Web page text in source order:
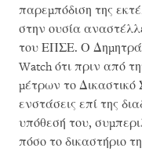
παρεμπόδιση της
στην ουσία
του ΕΠΣΕ. Ο
Watch ότι πριν από
μέτρων το Δικαστικό
ενστάσεις επί της
υπόθεσή του,
πόσο το δικαστήριο